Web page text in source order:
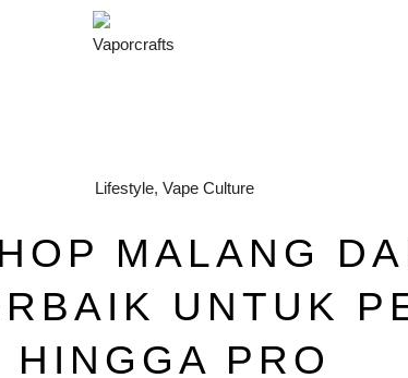
Lifestyle, Vape Culture
MALANG
UNTUK
HINGGA PRO